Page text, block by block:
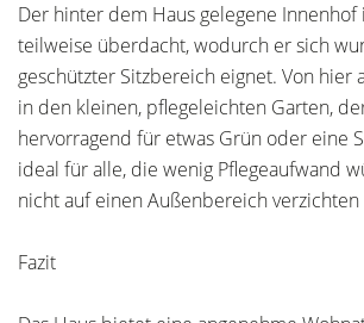
Der hinter dem Haus gelegene Innenhof
teilweise überdacht, wodurch er sich
geschützter Sitzbereich eignet. Von hier
in den kleinen, pflegeleichten Garten,
hervorragend für etwas Grün oder eine
ideal für alle, die wenig Pflegeaufwand
nicht auf einen Außenbereich
Fazit